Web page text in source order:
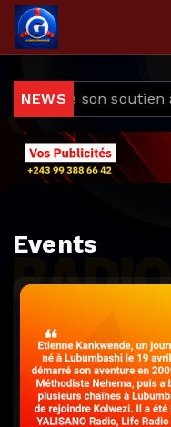
NEWSson soutien à
Events